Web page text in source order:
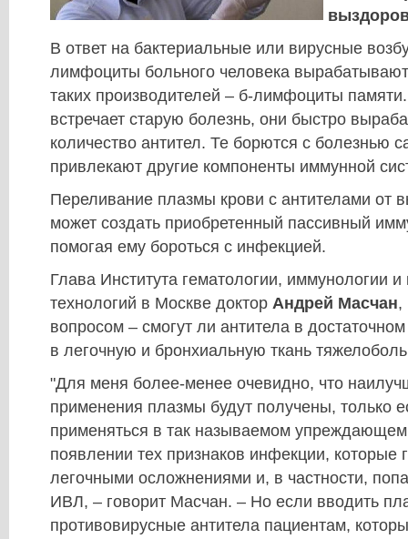
В ответ на бактериальные или вирусные
лимфоциты больного человека
таких производителей – б-лимфоциты
встречает старую болезнь, они быстро
количество антител. Те борются с болезнью
привлекают другие компоненты иммунной
Переливание плазмы крови с антителами от
может создать приобретенный пассивный
помогая ему бороться с инфекцией.
Глава Института гематологии, иммунологии и
технологий в Москве доктор Андрей Масчан,
вопросом – смогут ли антитела в
в легочную и бронхиальную ткань
"Для меня более-менее очевидно, что
применения плазмы будут получены, только
применяться в так называемом
появлении тех признаков инфекции, которые
легочными осложнениями и, в частности,
ИВЛ, – говорит Масчан. – Но если вводить
противовирусные антитела пациентам,